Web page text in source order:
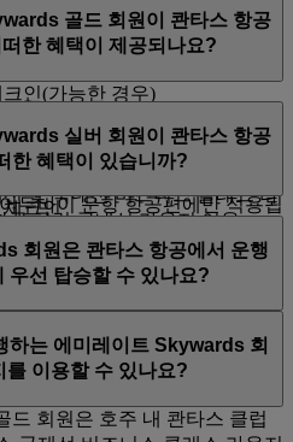
도보다 많은 무게입니다. 모든
위탁 수하물 3개를 넘지 않아야
출발하여 여행하는 경우, 해당
를 꼭 미리 확인하세요.
두바이 운항 항공편에만 적용됩
타 항공사 항공편인 경우 이 혜
.
루 회원은 일반 좌석 사전 예약
및 Flex+ 항공권을 구입하지 않
경우 다음과 같은 혜택이 있습
인(가능한 경우)
클래스 라운지(가능한 경우),
및 국내선 비즈니스 클래스 라
공 클럽 국내선 라운지 이용
골드 회원이 콴타스 항공
한 혜택이 제공되나요?
제공되는 혜택은 다음과 같습니
크인
선 비즈니스 클래스 라운지 및 콴
내선 라운지 이용
실버 회원이 콴타스 항공
한 혜택이 있습니까?
우 다음과 같은 혜택이 있습니
추가(중량을 기준으로 하는
회원은 콴타스 항공에서 운행
우선 탑승할 수 있나요?
니다.
하는 에미레이트 Skywards 회
를 이용할 수 있나요?
드 회원은 호주 내 콴타스 클럽